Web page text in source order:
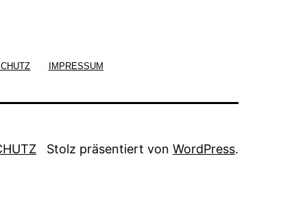
IMPRESSUM
Stolz präsentiert von WordPress.